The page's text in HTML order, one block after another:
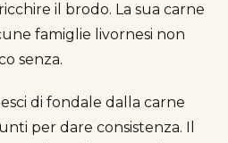
il brodo. La sua carne
famiglie livornesi non
senza.
di fondale dalla carne
per dare consistenza. Il